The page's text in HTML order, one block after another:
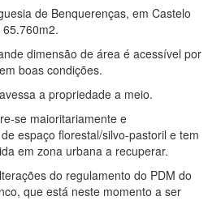
de Benquerenças, em Castelo
dimensão de área é acessível por
boas condições.
a propriedade a meio.
se maioritariamente e
espaço florestal/silvo-pastoril e tem
em zona urbana a recuperar.
do regulamento do PDM do
que está neste momento a ser